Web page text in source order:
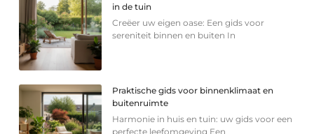
in de tuin
Creëer uw eigen oase: Een gids voor
sereniteit binnen en buiten In
Praktische gids voor binnenklimaat en
buitenruimte
Harmonie in huis en tuin: uw gids voor een
perfecte leefomgeving Een